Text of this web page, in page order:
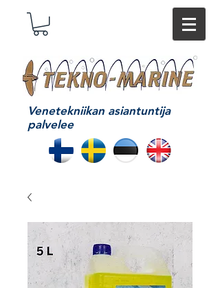
Venetekniikan asiantuntija
palvelee